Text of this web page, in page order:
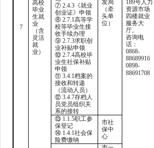
7
高校
毕业
生就
业
（含
灵活
就
业）
⑦ 2.4.3《就业
创业证》申领
⑧ 2.7.1高等学
校等毕业生接
收手续办理
⑨ 2.7.3求职创
业补贴申领
⑩ 2.7.4高校毕
业生社保补贴
申领
⑪ 3.4.1档案的
接收和转递
（流动人员）
⑫ 3.4.7存档人
员党员组织关
系的接转
发局
（牵
头单
位）
189号人力
资源市场
四楼就业
服务大
厅。
咨询电
话：
0868-
88689916
0898-
88691708
⑬ 1.1.5职工参
保登记
⑭ 1.4.1社会保
险费缴纳
市社
保中
心